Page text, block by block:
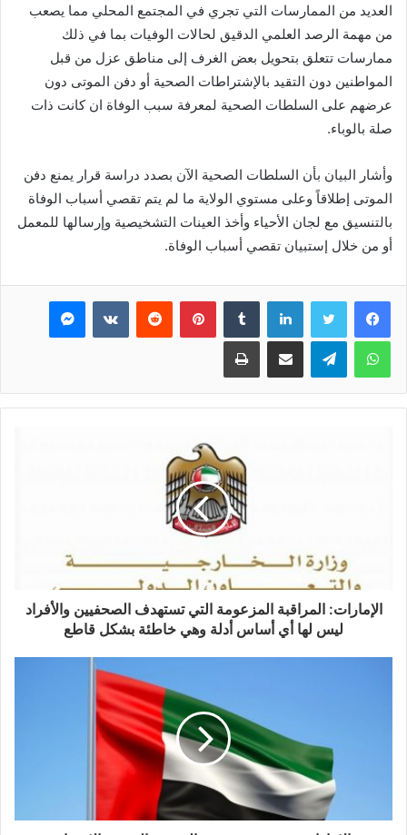
العديد من الممارسات التي تجري في المجتمع المحلي مما يصعب
من مهمة الرصد العلمي الدقيق لحالات الوفيات بما في ذلك
ممارسات تتعلق بتحويل بعض الغرف إلى مناطق عزل من قبل
المواطنين دون التقيد بالإشتراطات الصحية أو دفن الموتى دون
عرضهم على السلطات الصحية لمعرفة سبب الوفاة ان كانت ذات
صلة بالوباء.
وأشار البيان بأن السلطات الصحية الآن بصدد دراسة قرار يمنع دفن
الموتى إطلاقاً وعلى مستوي الولاية ما لم يتم تقصي أسباب الوفاة
بالتنسيق مع لجان الأحياء وأخذ العينات التشخيصية وإرسالها للمعمل
أو من خلال إستبيان تقصي أسباب الوفاة.
فيسبوك تويتر لينكدإن بينتيريست ماسنجر
واتساب تيلقرام مشاركة عبر البريد طباعة
الإمارات: المراقبة المزعومة التي تستهدف الصحفيين والأفراد
ليس لها أي أساس أدلة وهي خاطئة بشكل قاطع